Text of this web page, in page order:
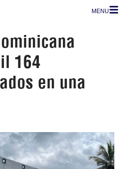
MENU
164
en una